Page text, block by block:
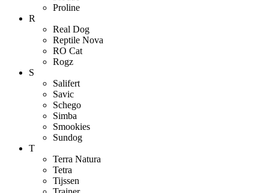
Proline
R
Real Dog
Reptile Nova
RO Cat
Rogz
S
Salifert
Savic
Schego
Simba
Smookies
Sundog
T
Terra Natura
Tetra
Tijssen